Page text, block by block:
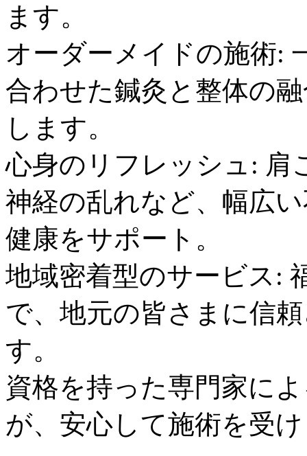
ます。
オーダーメイドの施術:
合わせた鍼灸と整体の
します。
心身のリフレッシュ: 肩
神経の乱れなど、幅広
健康をサポート。
地域密着型のサービス:
で、地元の皆さまに信
す。
資格を持った専門家に
が、安心して施術を受